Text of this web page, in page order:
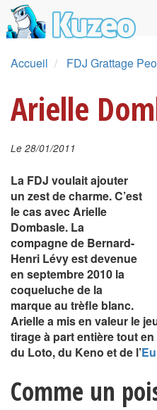
Accueil FDJ Grattage
Arielle
Le 28/01/2011
La FDJ voulait ajouter
un zest de charme. C’est
le cas avec Arielle
Dombasle. La
compagne de Bernard-
Henri Lévy est devenue
en septembre 2010 la
coqueluche de la
marque au trèfle blanc.
Arielle a mis en valeur le
tirage à part entière tout
du Loto, du Keno et de l’
Comme un